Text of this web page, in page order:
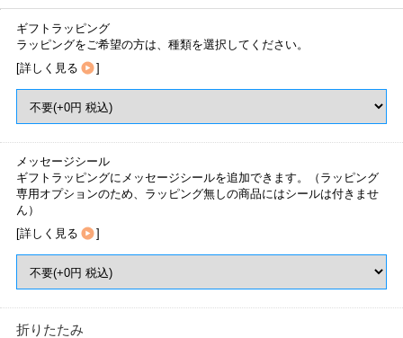
ギフトラッピング
ラッピングをご希望の方は、種類を選択してください。
[詳しく見る ]
メッセージシール
ギフトラッピングにメッセージシールを追加できます。（ラッピング
専用オプションのため、ラッピング無しの商品にはシールは付きませ
ん）
[詳しく見る ]
折りたたみ